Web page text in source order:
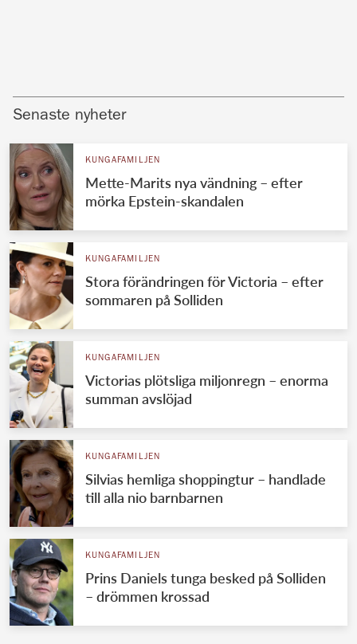
Senaste nyheter
KUNGAFAMILJEN
Mette-Marits nya vändning – efter
mörka Epstein-skandalen
KUNGAFAMILJEN
Stora förändringen för Victoria – efter
sommaren på Solliden
KUNGAFAMILJEN
Victorias plötsliga miljonregn – enorma
summan avslöjad
KUNGAFAMILJEN
Silvias hemliga shoppingtur – handlade
till alla nio barnbarnen
KUNGAFAMILJEN
Prins Daniels tunga besked på Solliden
– drömmen krossad